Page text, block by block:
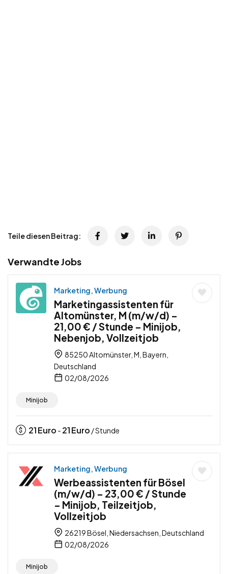
Teile diesen Beitrag:
Verwandte Jobs
Marketing, Werbung
Marketingassistenten für
Altomünster, M (m/w/d) –
21,00 € / Stunde – Minijob,
Nebenjob, Vollzeitjob
85250 Altomünster, M, Bayern,
Deutschland
02/08/2026
Minijob
21Euro - 21Euro / Stunde
Marketing, Werbung
Werbeassistenten für Bösel
(m/w/d) – 23,00 € / Stunde
– Minijob, Teilzeitjob,
Vollzeitjob
26219 Bösel, Niedersachsen, Deutschland
02/08/2026
Minijob